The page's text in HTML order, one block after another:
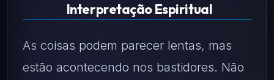
Interpretação Espiritual
As coisas podem parecer lentas, mas
estão acontecendo nos bastidores. Não